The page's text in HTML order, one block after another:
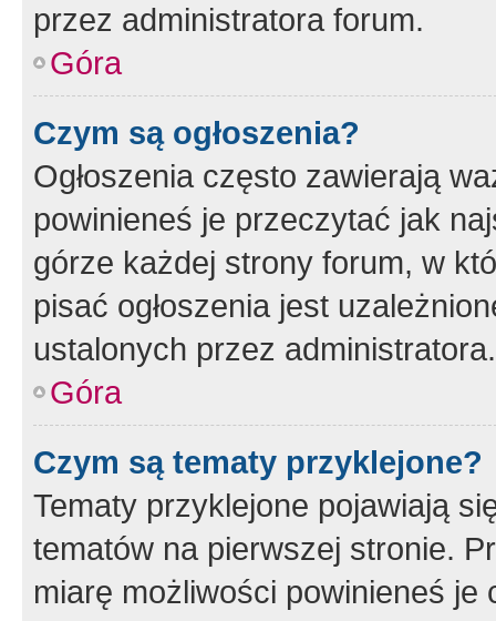
przez administratora forum.
Góra
Czym są ogłoszenia?
Ogłoszenia często zawierają
powinieneś je przeczytać jak
górze każdej strony forum, w
pisać ogłoszenia jest
ustalonych przez administratora.
Góra
Czym są tematy przyklejone?
Tematy przyklejone pojawiają
tematów na pierwszej stronie.
miarę możliwości powinieneś je